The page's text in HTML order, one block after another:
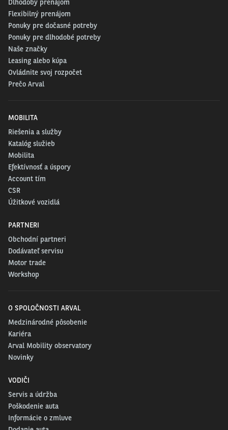
Dlhodobý prenájom
Flexibilný prenájom
Ponuky pre dočasné potreby
Ponuky pre dlhodobé potreby
Naše značky
Leasing alebo kúpa
Ovládnite svoj rozpočet
Prečo Arval
MOBILITA
Riešenia a služby
Katalóg služieb
Mobilita
Efektívnosť a úspory
Account tím
CSR
Úžitkové vozidlá
PARTNERI
Obchodní partneri
Dodávateľ servisu
Motor trade
Workshop
O SPOLOČNOSTI ARVAL
Medzinárodné pôsobenie
Kariéra
Arval Mobility observatory
Novinky
VODIČI
Servis a údržba
Poškodenie auta
Informácie o zmluve